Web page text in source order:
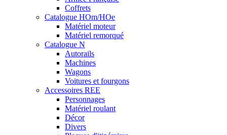
Coffrets
Catalogue HOm/HOe
Matériel moteur
Matériel remorqué
Catalogue N
Autorails
Machines
Wagons
Voitures et fourgons
Accessoires REE
Personnages
Matériel roulant
Décor
Divers